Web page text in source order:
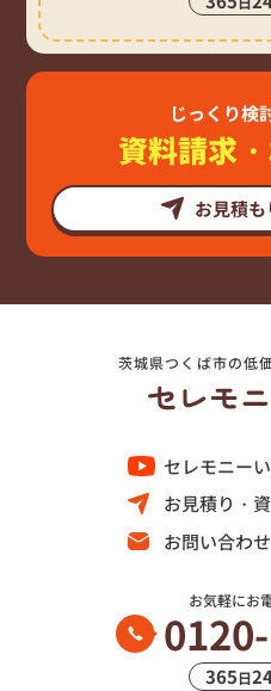
じっくり検
資料請求
お見積
茨城県つくば市の低
セレモニー
お見積り・
お問い合わせ
お気軽にお
365日